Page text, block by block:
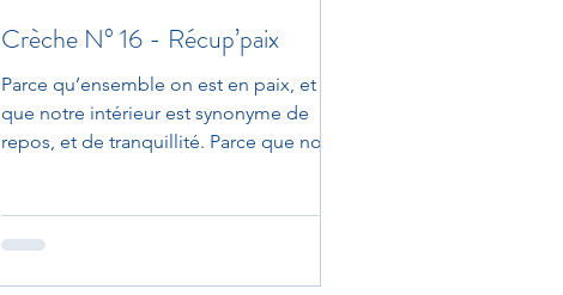
Crèche N° 16 - Récup’paix
Parce qu’ensemble on est en paix, et
que notre intérieur est synonyme de
repos, et de tranquillité. Parce que notre